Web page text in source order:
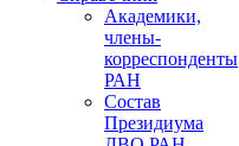
Академики,
члены-
корреспонденты
РАН
Состав
Президиума